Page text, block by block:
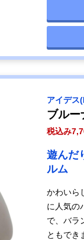
アイデス
ブルー
税込み
遊んだ
ルム
かわいら
に人気の
で、バラ
ともでき